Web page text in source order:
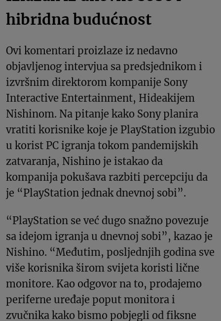
hibridna budućnost
Ovi komentari proizlaze iz nedavno
objavljenog intervjua sa predsjednikom i
izvršnim direktorom kompanije Sony
Interactive Entertainment, Hideakijem
Nishinom. Na pitanje kako Sony planira
vratiti korisnike koje je PlayStation izgubio
u korist PC igranja tokom pandemijskih
zatvaranja, Nishino je istakao da
kompanija pokušava razbiti percepciju da
je “PlayStation jednak dnevnoj sobi”.
“PlayStation se već dugo snažno povezuje
sa idejom igranja u dnevnoj sobi”, kazao je
Nishino. “Međutim, posljednjih godina sve
više korisnika širom svijeta koristi lične
monitore. Kao odgovor na to, prodajemo
periferne uređaje poput monitora i
zvučnika kako bismo pobjegli od fiksne